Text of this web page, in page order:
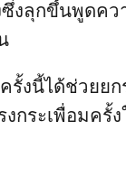
งลุกขึ้นพูดคว
งนี้ได้ช่วยย
กระเพื่อมค